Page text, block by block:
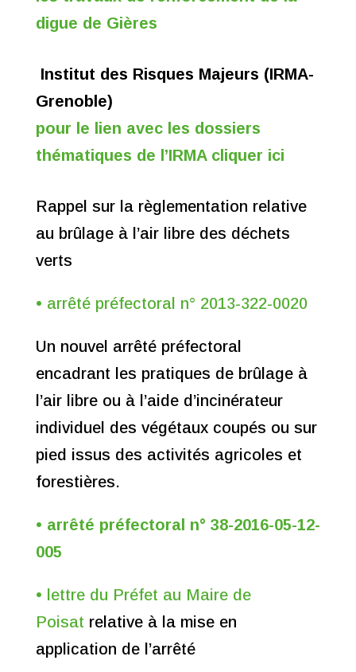
digue de Gières
Institut des Risques Majeurs (IRMA-
Grenoble)
pour le lien avec les dossiers
thématiques de l’IRMA cliquer ici
Rappel sur la règlementation relative
au brûlage à l’air libre des déchets
verts
• arrêté préfectoral n° 2013-322-0020
Un nouvel arrêté préfectoral
encadrant les pratiques de brûlage à
l’air libre ou à l’aide d’incinérateur
individuel des végétaux coupés ou sur
pied issus des activités agricoles et
forestières.
• arrêté préfectoral n° 38-2016-05-12-
005
• lettre du Préfet au Maire de
Poisat relative à la mise en
application de l’arrêté